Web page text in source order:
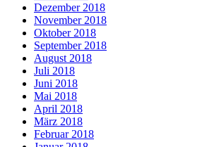
Dezember 2018
November 2018
Oktober 2018
September 2018
August 2018
Juli 2018
Juni 2018
Mai 2018
April 2018
März 2018
Februar 2018